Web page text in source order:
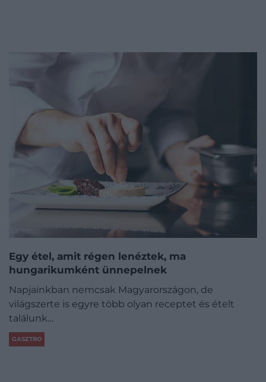
Egy étel, amit régen lenéztek, ma
hungarikumként ünnepelnek
Napjainkban nemcsak Magyarországon, de
világszerte is egyre több olyan receptet és ételt
találunk…
GASZTRO